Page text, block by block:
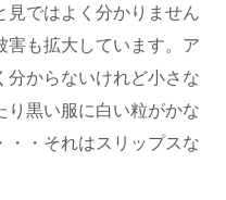
見ではよく分かりません
害も拡大しています。ア
分からないけれど小さな
り黒い服に白い粒がかな
・・それはスリップスな